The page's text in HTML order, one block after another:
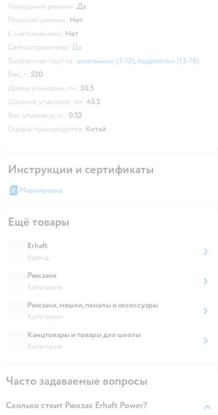
Нагрудный ремень: Да
Поясной ремень: Нет
С наполнением: Нет
Светоотражатели: Да
Возрастная группа: школьники (7-12), подростки (13-18)
Вес, г: 520
Длина упаковки, см: 30.5
Ширина упаковки, см: 45.5
Вес упаковки, кг: 0.52
Страна производства: Китай
Инструкции и сертификаты
Маркировка
Ещё товары
Erhaft
Бренд
Рюкзаки
Категория
Рюкзаки, мешки, пеналы и аксессуары
Категория
Канцтовары и товары для школы
Категория
Часто задаваемые вопросы
Сколько стоит Рюкзак Erhaft Power?